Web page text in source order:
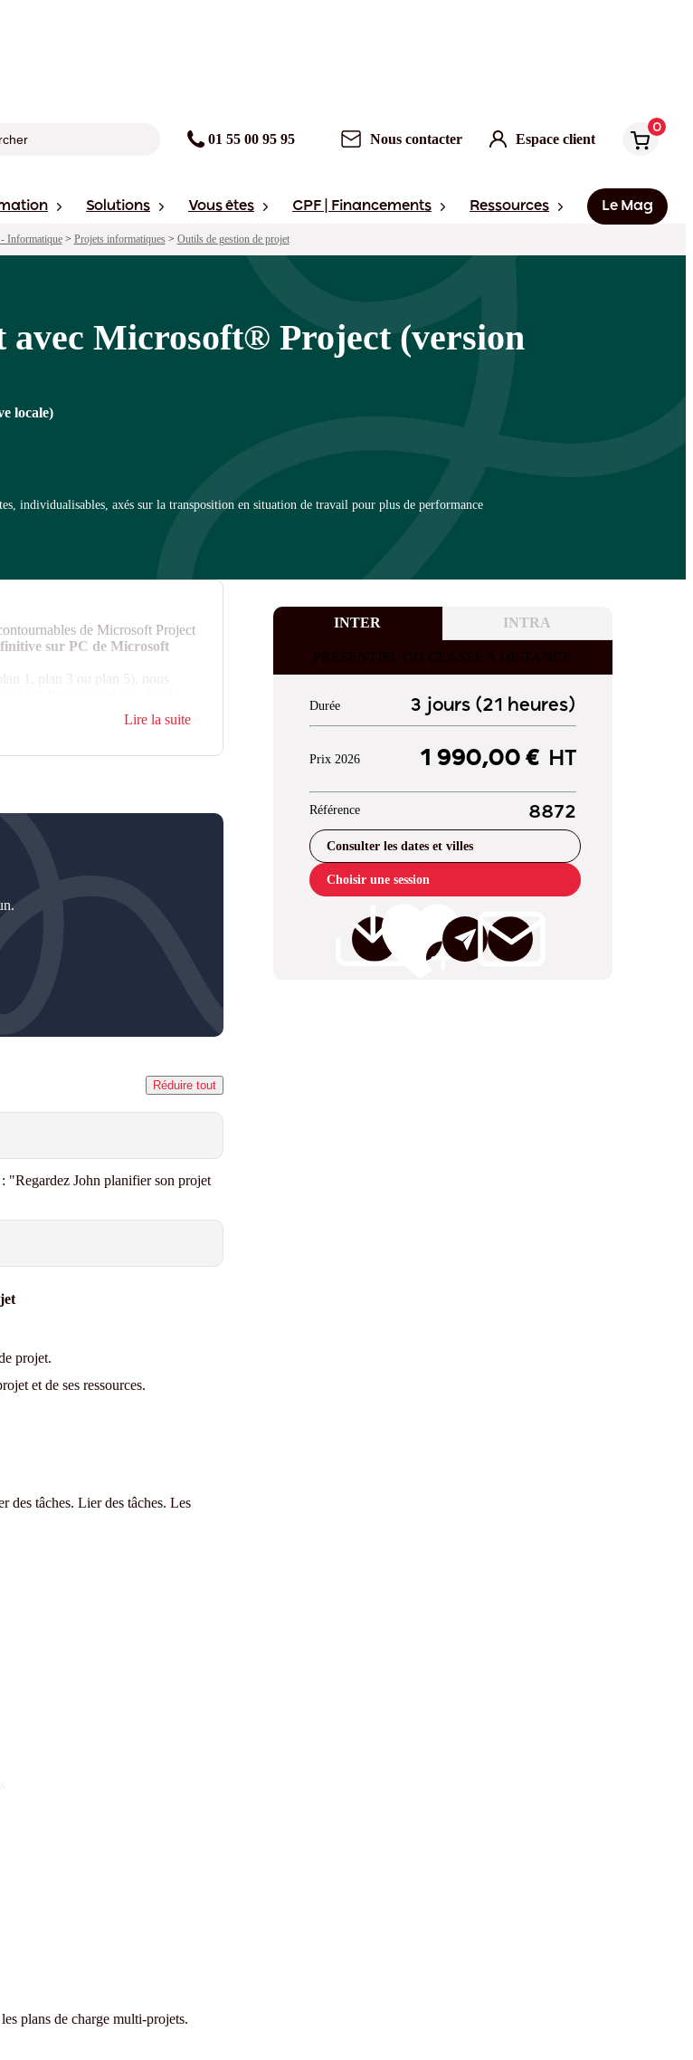
01 55 00 95 95 Nous contacter Espace client
0
Solutions Vous êtes CPF | Financements Ressources Le Mag
Informatique> Projets informatiques> Outils de gestion de projet
Microsoft® Project (version
locale)
individualisables, axés sur la transposition en situation de travail pour plus de performance
INTER INTRA
PRESENTIEL OU CLASSE A DISTANCE
Durée 3 jours (21 heures)
Prix 2026 1 990,00 €HT
Référence 8872
Consulter les dates et villes
Choisir une session
de Microsoft Project
sur PC de Microsoft
1, plan 3 ou plan 5), nous
: nombreux acteurs,
Lire la suite
Réduire tout
"Regardez John planifier son projet
projet.
et de ses ressources.
des tâches. Lier des tâches. Les
plans de charge multi-projets.
(version locale)